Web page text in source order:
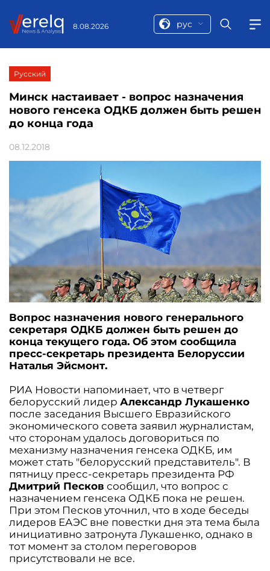
8.08.2026 рус
Русский
Минск настаивает - вопрос назначения
нового генсека ОДКБ должен быть решен
до конца года
08.12.2018
Вопрос назначения нового генерального
секретаря ОДКБ должен быть решен до
конца текущего года. Об этом сообщила
пресс-секретарь президента Белоруссии
Наталья Эйсмонт.
РИА Новости напоминает, что в четверг
белорусский лидер Александр Лукашенко
после заседания Высшего Евразийского
экономического совета заявил журналистам,
что сторонам удалось договориться по
механизму назначения генсека ОДКБ, им
может стать "белорусский представитель". В
пятницу пресс-секретарь президента РФ
Дмитрий Песков сообщил, что вопрос с
назначением генсека ОДКБ пока не решен.
При этом Песков уточнил, что в ходе беседы
лидеров ЕАЭС вне повестки дня эта тема была
инициативно затронута Лукашенко, однако в
тот момент за столом переговоров
присутствовали не все.